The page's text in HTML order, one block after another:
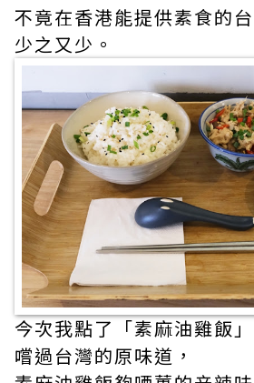
不竟在香港能提供素食的
少之又少。
今次我點了「素麻油雞飯
嚐過台灣的原味道，